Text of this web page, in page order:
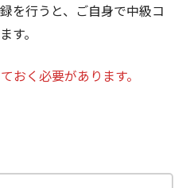
を行うと、ご自身で中級コ
す。
おく必要があります。